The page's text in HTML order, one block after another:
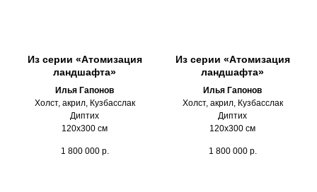
Из серии «Атомизация
ландшафта»
Илья Гапонов
Холст, акрил, Кузбасслак
Диптих
120х300 см
1 800 000 р.
Из серии «Атомизация
ландшафта»
Илья Гапонов
Холст, акрил, Кузбасслак
Диптих
120х300 см
1 800 000 р.